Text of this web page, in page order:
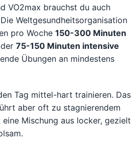
VO2max brauchst du auch
Weltgesundheitsorganisation
pro Woche 150-300 Minuten
75-150 Minuten intensive
Übungen an mindestens
Tag mittel-hart trainieren. Das
aber oft zu stagnierendem
Mischung aus locker, gezielt